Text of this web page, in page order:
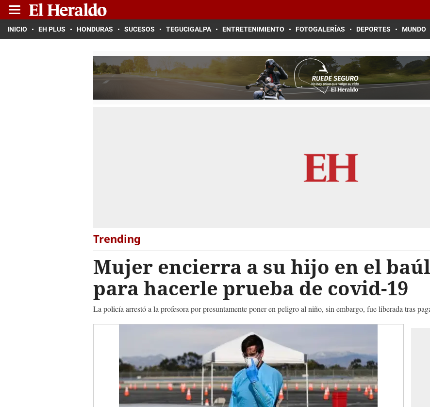
INICIO EH PLUS HONDURAS SUCESOS TEGUCIGALPA ENTRETENIMIENTO FOTOGALERÍAS DEPORTES MUNDO
Trending
Mujer encierra a su hijo en el
para hacerle prueba de covid-19
La policía arrestó a la profesora por presuntamente poner en peligro al niño, sin embargo, fue liberada tras